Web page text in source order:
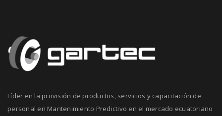
Líder en la provisión de productos, servicios y capacitación de
personal en Mantenimiento Predictivo en el mercado ecuatoriano